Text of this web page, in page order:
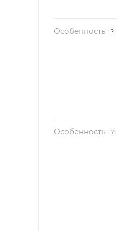
Особенность ?
Особенность ?